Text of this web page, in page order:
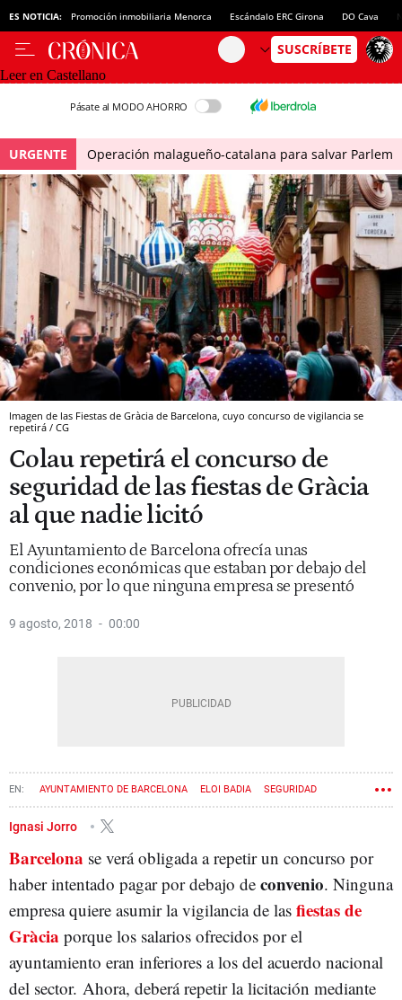
ES NOTICIA: Promoción inmobiliaria Menorca Escándalo ERC Girona DO Cava
Leer en Castellano
Pásate al MODO AHORRO
URGENTE Operación malagueño-catalana para salvar Parlem
Imagen de las Fiestas de Gràcia de Barcelona, cuyo concurso de vigilancia se
repetirá / CG
Colau repetirá el concurso de
seguridad de las fiestas de Gràcia
al que nadie licitó
El Ayuntamiento de Barcelona ofrecía unas
condiciones económicas que estaban por debajo del
convenio, por lo que ninguna empresa se presentó
9 agosto, 2018 00:00
AYUNTAMIENTO DE BARCELONA ELOI BADIA SEGURIDAD
FIESTAS DE GRÀCIA
Ignasi Jorro
Barcelona se verá obligada a repetir un concurso por
haber intentado pagar por debajo de convenio. Ninguna
empresa quiere asumir la vigilancia de las fiestas de
Gràcia porque los salarios ofrecidos por el
ayuntamiento eran inferiores a los del acuerdo nacional
del sector. Ahora, deberá repetir la licitación mediante